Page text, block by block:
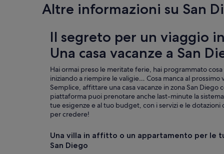
n
i
n
b
d
s
h
a
p
P
Altre informazioni su San
Il segreto per un viaggio
Una casa vacanze a San
Hai ormai preso le meritate ferie, hai programmato
iniziando a riempire le valigie… Cosa manca al prossimo
Semplice, affittare una casa vacanze in zona San Diego
piattaforma puoi prenotare anche last-minute la
tue esigenze e al tuo budget, con i servizi e le
per credere!
Una villa in affitto o un appartamento per le
San Diego